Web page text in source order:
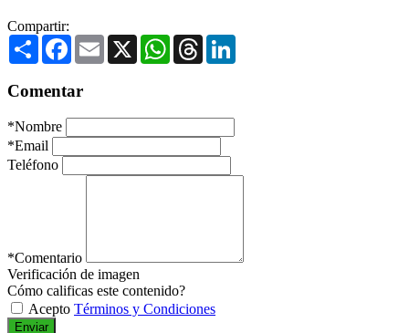
Compartir:
Share Facebook
Email X WhatsAppThreads
Comentar
*Nombre
*Email
Teléfono
*Comentario
Verificación de imagen
Cómo calificas este contenido?
Acepto Términos y Condiciones
Enviar